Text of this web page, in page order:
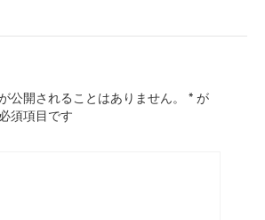
公開されることはありません。 * が
須項目です